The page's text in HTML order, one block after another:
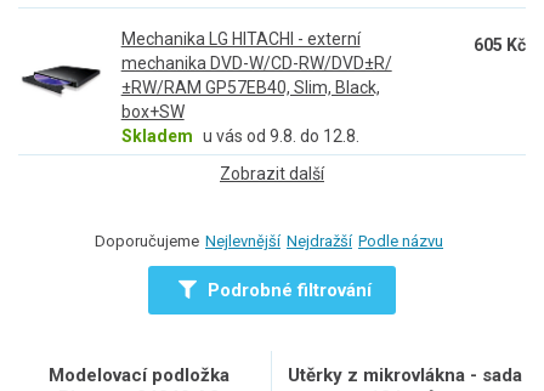
Mechanika LG HITACHI - externí
mechanika DVD-W/CD-RW/DVD±R/
±RW/RAM GP57EB40, Slim, Black,
box+SW
Skladem u vás od 9.8. do 12.8.
605 Kč
Zobrazit další
Doporučujeme Nejlevnější Nejdražší Podle názvu
Podrobné filtrování
Modelovací podložka
Utěrky z mikrovlákna - sada